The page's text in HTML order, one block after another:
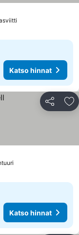
Katso hinnat
Jaa
Katso hinnat